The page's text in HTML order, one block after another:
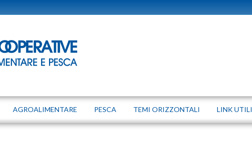
AGROALIMENTARE PESCA TEMI ORIZZONTALI LINK UTILI